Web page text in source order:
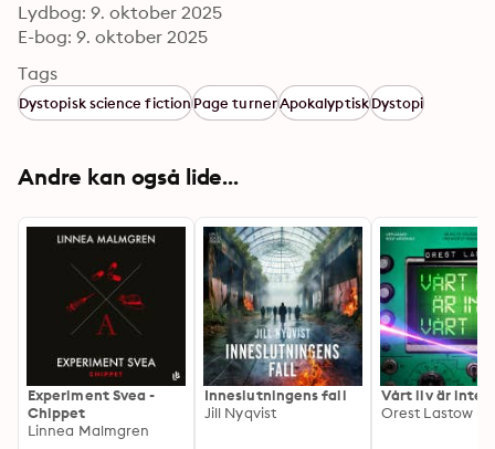
Lydbog: 9. oktober 2025
E-bog: 9. oktober 2025
Tags
Dystopisk science fictionPage turnerApokalyptiskDystopi
Andre kan også lide...
Experiment Svea -
Chippet
Linnea Malmgren
Inneslutningens fall
Jill Nyqvist
Vårt liv är inte
Orest Lastow